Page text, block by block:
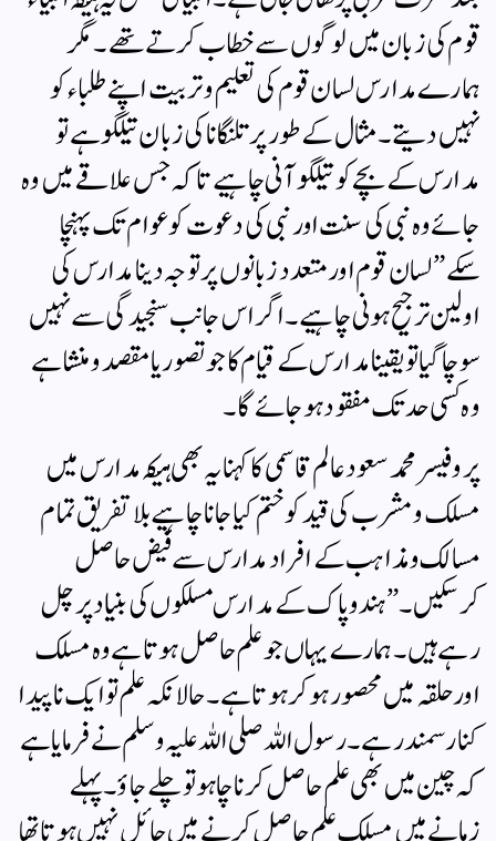
قوم کی زبان میں لوگوں سے خطاب کرتے تھے۔ مگر
ہمارے مدارس لسان قوم کی تعلیم و تربیت اپنے طلباء کو
نہیں دیتے ۔ مثال کے طور پر تلنگانا کی زبان تیلگو ہے تو
مدارس کے بچے کو تیلگو آ نی چاہیے تاکہ جس علاقے میں وہ
جائے وہ نبی کی سنت اور نبی کی دعوت کو عوام تک پہنچا
سکے” لسان قوم اور متعدد زبانوں پر توجہ دینا مدارس کی
اولین ترجیح ہونی چاہیے۔ اگر اس جانب سنجیدگی سے نہیں
سوچا گیا تو یقینا مدارس کے قیام کا جو تصور یا مقصد ومنشا ہے
وہ کسی حد تک مفقود ہوجائے گا۔
پروفیسر محمد سعود عالم قاسمی کا کہنا یہ بھی ہیکہ مدارس میں
مسلک و مشرب کی قید کو ختم کیا جانا چاہیے بلا تفریق تمام
مسالک ومذاہب کے افراد مدارس سے فیض حاصل
کرسکیں ۔” ہندو پاک کے مدارس مسلکوں کی بنیاد پر چل
رہے ہیں ۔ ہمارے یہاں جو علم حاصل ہوتا ہے وہ مسلک
اور حلقہ میں محصور ہوکر ہوتا ہے۔ حالانکہ علم تو ایک نا پیدا
کنار سمندر ہے۔ رسول اللہ صلی اللہ علیہ وسلم نے فرمایا ہے
کہ چین میں بھی علم حاصل کرنا چاہو تو چلے جاؤ ۔ پہلے